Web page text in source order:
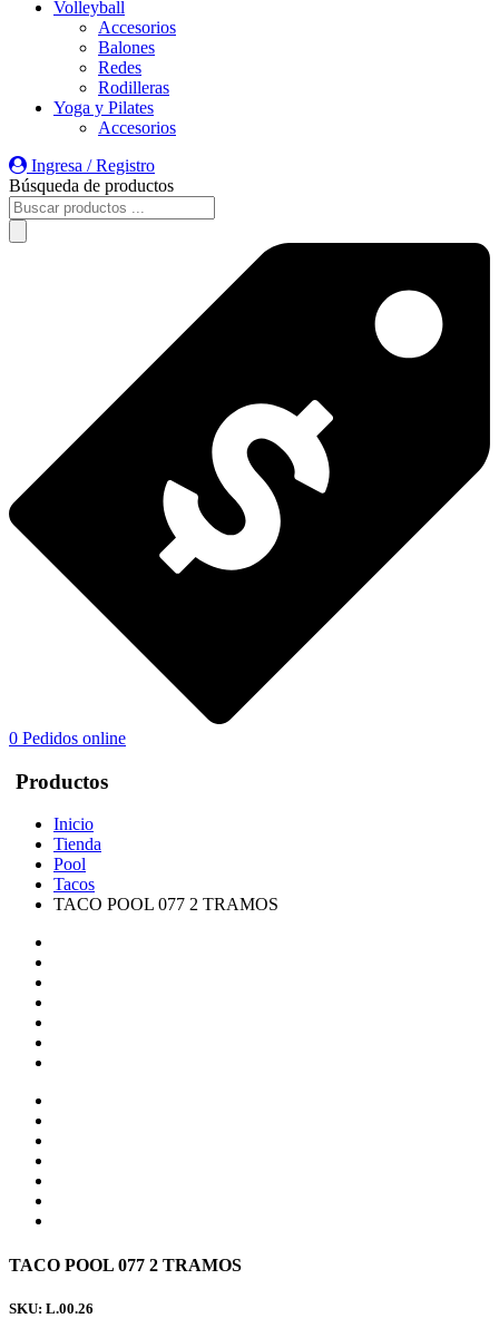
Volleyball
Accesorios
Balones
Redes
Rodilleras
Yoga y Pilates
Accesorios
Ingresa / Registro
Búsqueda de productos
0 Pedidos online
Productos
Inicio
Tienda
Pool
Tacos
TACO POOL 077 2 TRAMOS
TACO POOL 077 2 TRAMOS
SKU: L.00.26